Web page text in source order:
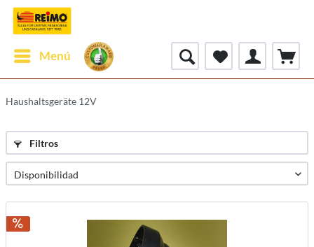
Menú
Haushaltsgeräte 12V
Filtros